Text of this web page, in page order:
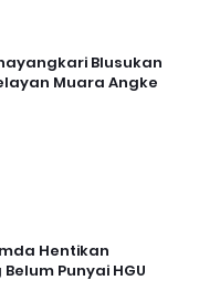
Blusukan
Muara Angke
Hentikan
Punyai HGU